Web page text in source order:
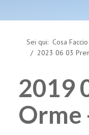
Sei qui: Cosa Faccio
2023 06 03
2019
Orme